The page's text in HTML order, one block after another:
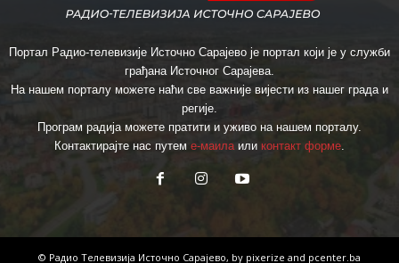
Портал Радио-телевизије Источно Сарајево је портал који је у служби
грађана Источног Сарајева.
На нашем порталу можете наћи све важније вијести из нашег града и
регије.
Програм радија можете пратити и уживо на нашем порталу.
Контактирајте нас путем е-маила или контакт форме
© Радио Телевизија Источно Сарајево, by pixerize and pcenter.ba